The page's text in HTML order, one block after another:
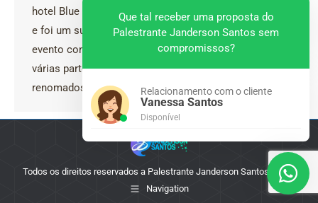
hotel Blue Tree. O congresso é organizado pela KLA
e foi um sucesso. Com mais de 300 participantes, o
evento contou com a participação de vendedores de
várias partes do país, além de palestrantes
renomados…
Todos os direitos reservados a Palestrante Janderson Santos - 2025
Navigation
Que tal receber uma proposta do
Palestrante Janderson Santos sem
compromissos?
Relacionamento com o cliente
Vanessa Santos
Disponível